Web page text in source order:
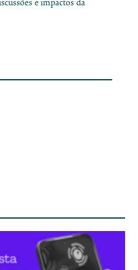
e impactos da